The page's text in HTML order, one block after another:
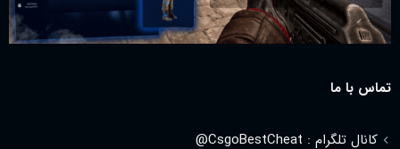
تماس با ما
کانال تلگرام : CsgoBestCheat@